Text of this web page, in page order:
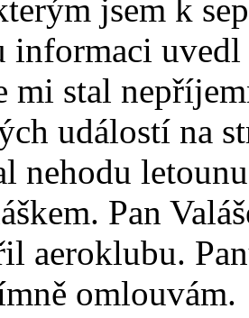
jsem k
informaci uvedl
mi stal
událostí na
nehodu
Pan
aeroklubu.
omlouvám.